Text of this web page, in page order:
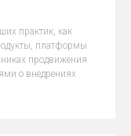
практик, как
платформы
продвижения
о внедрениях